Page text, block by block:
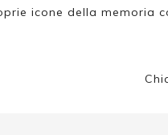
icone della memoria